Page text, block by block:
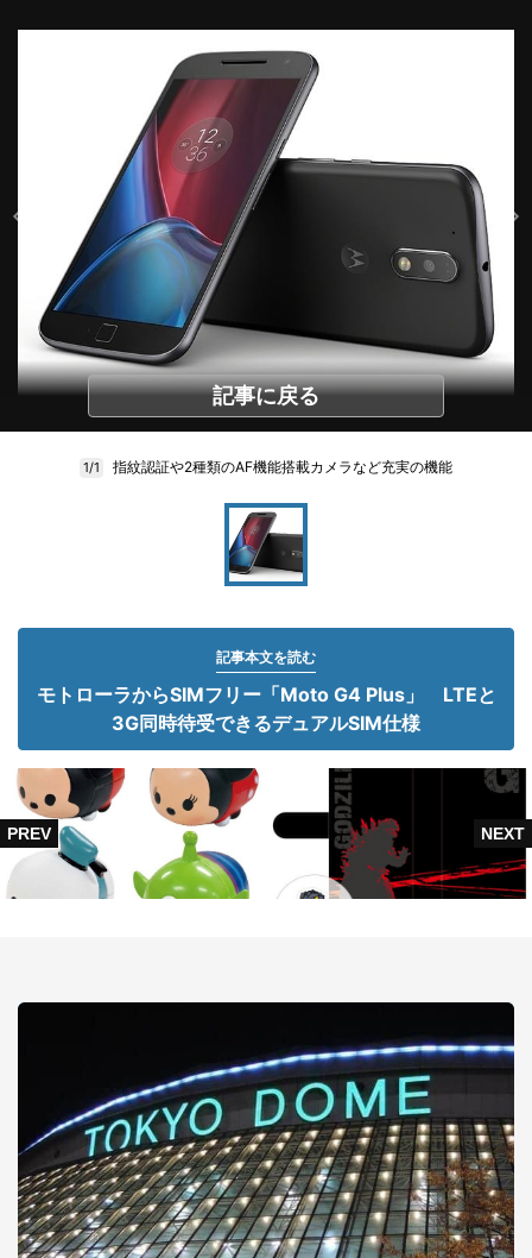
記事に戻る
1/1 指紋認証や2種類のAF機能搭載カメラなど充実の機能
記事本文を読む
モトローラからSIMフリー「Moto G4 Plus」 LTEと
3G同時待受できるデュアルSIM仕様